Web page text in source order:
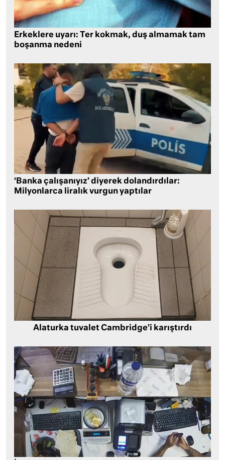
Erkeklere uyarı: Ter kokmak, duş almamak tam
boşanma nedeni
‘Banka çalışanıyız’ diyerek dolandırdılar:
Milyonlarca liralık vurgun yaptılar
Alaturka tuvalet Cambridge’i karıştırdı